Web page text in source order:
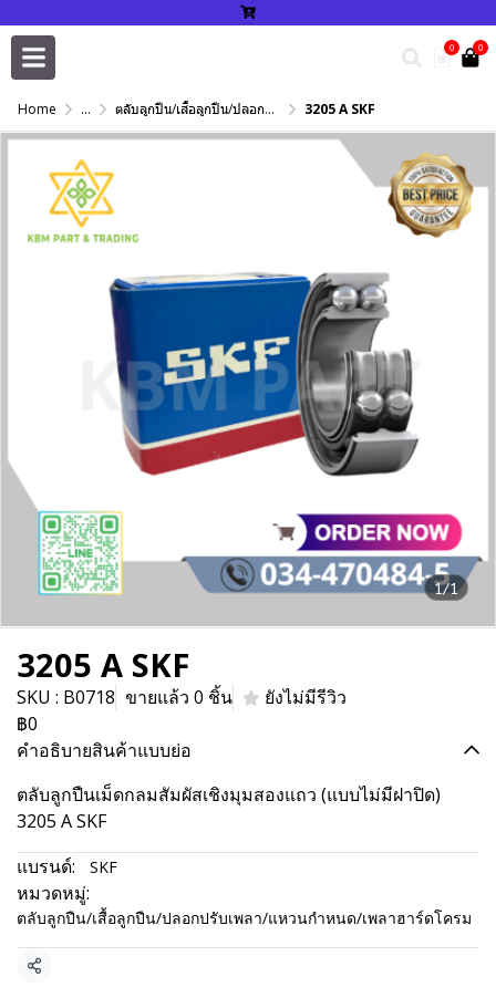
0 0
Home ... ตลับลูกปืน/เสื้อลูกปืน/ปลอกปรับเพลา/แหวนกำหนด/เพลาฮาร์ดโครม 3205 A SKF
1/1
3205 A SKF
SKU : B0718 ขายแล้ว 0 ชิ้น
ยังไม่มีรีวิว
฿0
คำอธิบายสินค้าแบบย่อ
ตลับลูกปืนเม็ดกลมสัมผัสเชิงมุมสองแถว (แบบไม่มีฝาปิด)
3205 A SKF
แบรนด์:
SKF
หมวดหมู่:
ตลับลูกปืน/เสื้อลูกปืน/ปลอกปรับเพลา/แหวนกำหนด/เพลาฮาร์ดโครม
แชร์